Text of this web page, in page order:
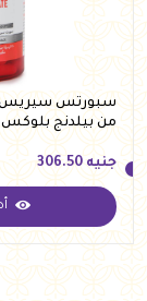
من بيلدنج بلوكس
جنيه
جنيه 306.50